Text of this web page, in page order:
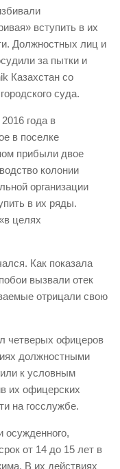
вступить в их
Должностных лиц и
за пытки и
Казахстан со
суда.
года в
в поселке
прибыли двое
колонии
организации
в их ряды.
целях
Как показала
вызвали отек
отрицали свою
четверых офицеров
должностными
к условным
их офицерских
на госслужбе.
осужденного,
от 14 до 15 лет в
В их действиях